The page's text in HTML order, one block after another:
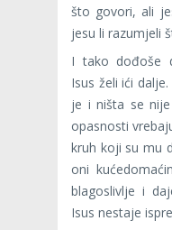
što govori, ali
jesu li razumjeli
I tako dođoše
Isus želi ići
je i ništa se
opasnosti
kruh koji su mu
oni
blagoslivlje i
Isus ne­staje